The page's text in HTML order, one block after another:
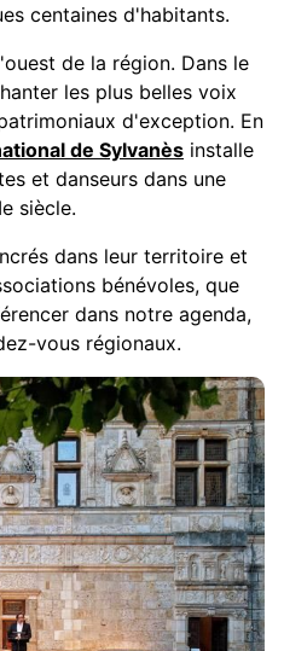
centaines d'habitants.
de la région. Dans le
les plus belles voix
d'exception. En
de Sylvanès installe
et danseurs dans une
siècle.
dans leur territoire et
bénévoles, que
dans notre agenda,
vous régionaux.